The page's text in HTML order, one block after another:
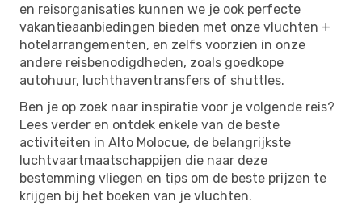
en reisorganisaties kunnen we je ook perfecte
vakantieaanbiedingen bieden met onze vluchten +
hotelarrangementen, en zelfs voorzien in onze
andere reisbenodigdheden, zoals goedkope
autohuur, luchthaventransfers of shuttles.
Ben je op zoek naar inspiratie voor je volgende reis?
Lees verder en ontdek enkele van de beste
activiteiten in Alto Molocue, de belangrijkste
luchtvaartmaatschappijen die naar deze
bestemming vliegen en tips om de beste prijzen te
krijgen bij het boeken van je vluchten.